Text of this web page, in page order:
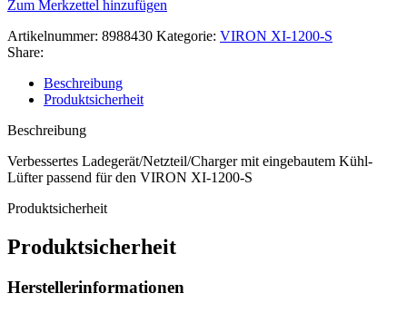
Zum Merkzettel hinzufügen
Artikelnummer: 8988430 Kategorie: VIRON XI-1200-S
Share:
Beschreibung
Produktsicherheit
Beschreibung
Verbessertes Ladegerät/Netzteil/Charger mit eingebautem Kühl-
Lüfter passend für den VIRON XI-1200-S
Produktsicherheit
Produktsicherheit
Herstellerinformationen